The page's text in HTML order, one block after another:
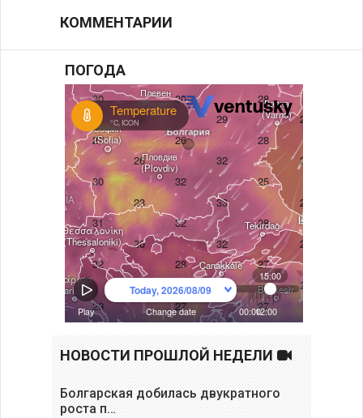
КОММЕНТАРИИ
ПОГОДА
НОВОСТИ ПРОШЛОЙ НЕДЕЛИ
Болгарская добилась двукратного
роста п…